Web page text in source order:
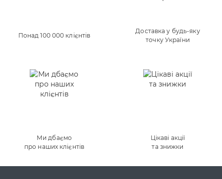
Понад 100 000 клієнтів
Доставка у будь-яку
точку України
Ми дбаємо
про наших клієнтів
Цікаві акції
та знижки